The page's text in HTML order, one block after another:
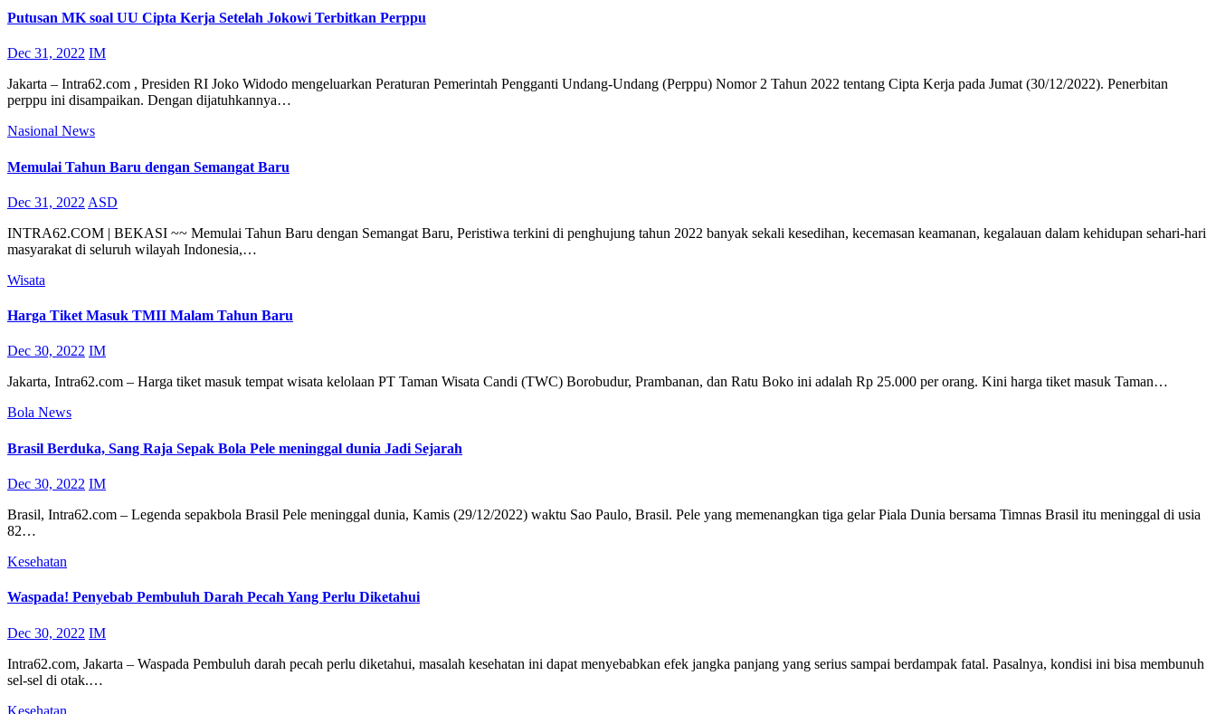
Putusan MK soal UU Cipta Kerja Setelah Jokowi Terbitkan Perppu
Dec 31, 2022 IM
Jakarta – Intra62.com , Presiden RI Joko Widodo mengeluarkan Peraturan Pemerintah Pengganti Undang-Undang (Perppu) Nomor 2 Tahun 2022 tentang Cipta Kerja pada Jumat (30/12/2022). Penerbitan
perppu ini disampaikan. Dengan dijatuhkannya…
Nasional News
Memulai Tahun Baru dengan Semangat Baru
Dec 31, 2022 ASD
INTRA62.COM | BEKASI ~~ Memulai Tahun Baru dengan Semangat Baru, Peristiwa terkini di penghujung tahun 2022 banyak sekali kesedihan, kecemasan keamanan, kegalauan dalam kehidupan sehari-hari
masyarakat di seluruh wilayah Indonesia,…
Wisata
Harga Tiket Masuk TMII Malam Tahun Baru
Dec 30, 2022 IM
Jakarta, Intra62.com – Harga tiket masuk tempat wisata kelolaan PT Taman Wisata Candi (TWC) Borobudur, Prambanan, dan Ratu Boko ini adalah Rp 25.000 per orang. Kini harga tiket masuk Taman…
Bola News
Brasil Berduka, Sang Raja Sepak Bola Pele meninggal dunia Jadi Sejarah
Dec 30, 2022 IM
Brasil, Intra62.com – Legenda sepakbola Brasil Pele meninggal dunia, Kamis (29/12/2022) waktu Sao Paulo, Brasil. Pele yang memenangkan tiga gelar Piala Dunia bersama Timnas Brasil itu meninggal di usia
82…
Kesehatan
Waspada! Penyebab Pembuluh Darah Pecah Yang Perlu Diketahui
Dec 30, 2022 IM
Intra62.com, Jakarta – Waspada Pembuluh darah pecah perlu diketahui, masalah kesehatan ini dapat menyebabkan efek jangka panjang yang serius sampai berdampak fatal. Pasalnya, kondisi ini bisa membunuh
sel-sel di otak.…
Kesehatan